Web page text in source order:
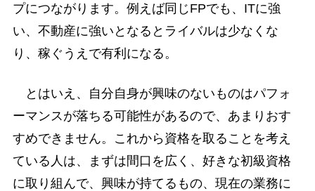
プにつながります。例えば同じFPでも、ITに強
い、不動産に強いとなるとライバルは少なくな
り、稼ぐうえで有利になる。
とはいえ、自分自身が興味のないものはパフォ
ーマンスが落ちる可能性があるので、あまりおす
すめできません。これから資格を取ることを考え
ている人は、まずは間口を広く、好きな初級資格
に取り組んで、興味が持てるもの、現在の業務に